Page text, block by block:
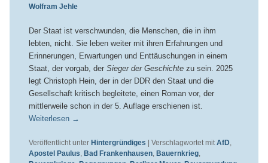
Wolfram Jehle
Der Staat ist verschwunden, die Menschen, die in ihm
lebten, nicht. Sie leben weiter mit ihren Erfahrungen und
Erinnerungen, Erwartungen und Enttäuschungen in einem
Staat, der vorgab, der Sieger der Geschichtezu sein. 2025
legt Christoph Hein, der in der DDR den Staat und die
Gesellschaft kritisch begleitete, einen Roman vor, der
mittlerweile schon in der 5. Auflage erschienen ist.
Weiterlesen →
Veröffentlicht unter Hintergründiges Verschlagwortet mit AfD,
Apostel Paulus, Bad Frankenhausen, Bauernkrieg,